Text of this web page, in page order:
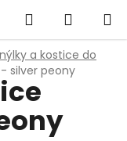
Hledat
KOŠÍK
a kostice do
silver peony